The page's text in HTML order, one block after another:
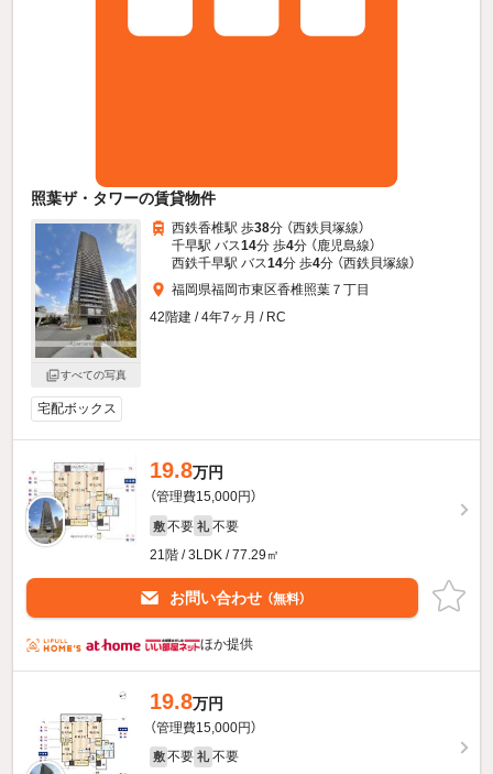
照葉ザ・タワーの賃貸物件
すべての写真
西鉄香椎駅 歩38分 （西鉄貝塚線）
千早駅 バス14分 歩4分 （鹿児島線）
西鉄千早駅 バス14分 歩4分 （西鉄貝塚線）
福岡県福岡市東区香椎照葉７丁目
42階建 / 4年7ヶ月 / RC
宅配ボックス
19.8万円
（管理費15,000円）
敷 不要 礼 不要
21階 / 3LDK / 77.29㎡
お問い合わせ （無料）
ほか提供
19.8万円
（管理費15,000円）
敷 不要 礼 不要